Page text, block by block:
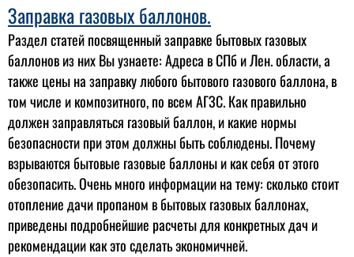
Заправка газовых баллонов.
Раздел статей посвященный заправке бытовых газовых
баллонов из них Вы узнаете: Адреса в СПб и Лен. области, а
также цены на заправку любого бытового газового баллона, в
том числе и композитного, по всем АГЗС. Как правильно
должен заправляться газовый баллон, и какие нормы
безопасности при этом должны быть соблюдены. Почему
взрываются бытовые газовые баллоны и как себя от этого
обезопасить. Очень много информации на тему: сколько стоит
отопление дачи пропаном в бытовых газовых баллонах,
приведены подробнейшие расчеты для конкретных дач и
рекомендации как это сделать экономичней.